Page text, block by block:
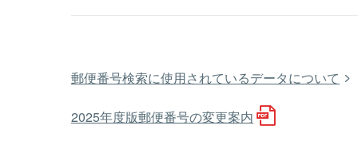
郵便番号検索に使用されているデータについて
2025年度版郵便番号の変更案内